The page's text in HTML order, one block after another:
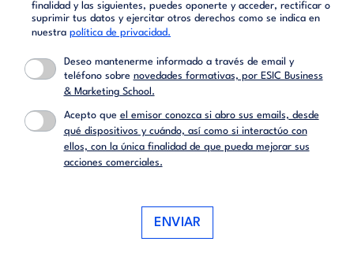
finalidad y las siguientes, puedes oponerte y acceder, rectificar o
suprimir tus datos y ejercitar otros derechos como se indica en
nuestra política de privacidad.
Deseo mantenerme informado a través de email y
teléfono sobre novedades formativas, por ESIC Business
& Marketing School.
Acepto que el emisor conozca si abro sus emails, desde
qué dispositivos y cuándo, así como si interactúo con
ellos, con la única finalidad de que pueda mejorar sus
acciones comerciales.
ENVIAR